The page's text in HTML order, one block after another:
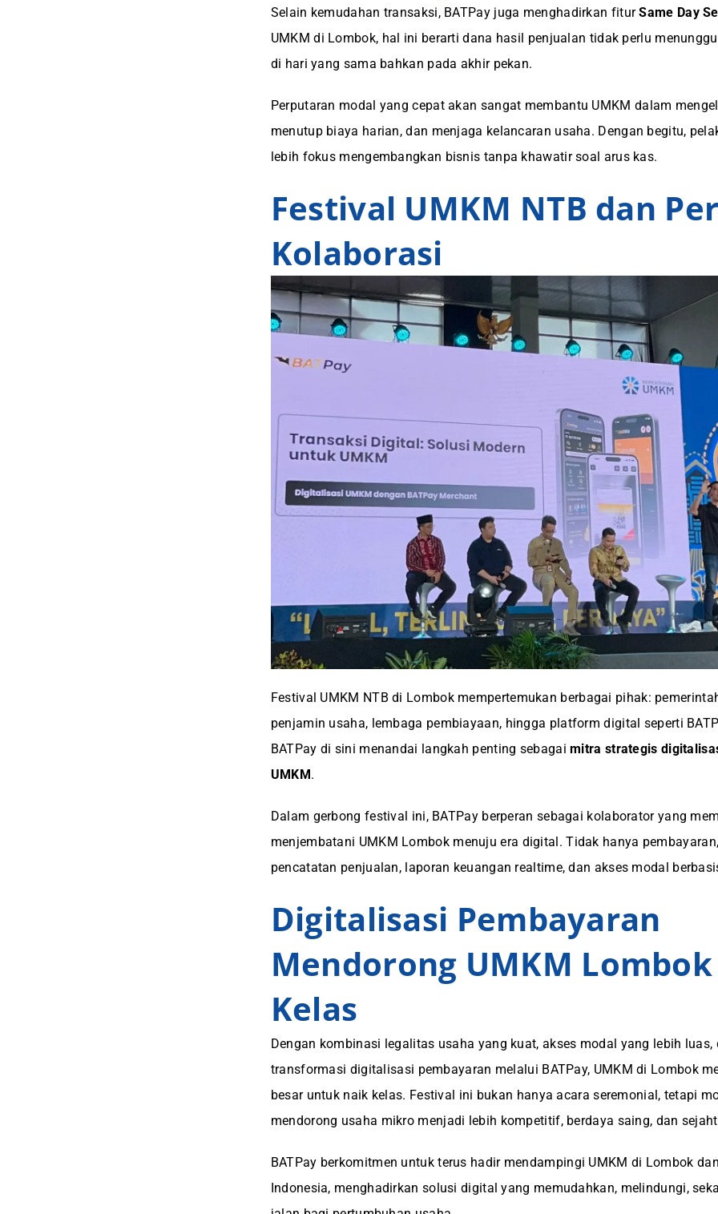
Selain kemudahan transaksi, BATPay juga menghadirkan fiturSame Day
UMKM di Lombok, hal ini berarti dana hasil penjualan tidak perlu
di hari yang sama bahkan pada akhir pekan.
Perputaran modal yang cepat akan sangat membantu UMKM dalam
menutup biaya harian, dan menjaga kelancaran usaha. Dengan begitu,
lebih fokus mengembangkan bisnis tanpa khawatir soal arus kas.
Festival UMKM NTB dan
Kolaborasi
Festival UMKM NTB di Lombok mempertemukan berbagai pihak:
penjamin usaha, lembaga pembiayaan, hingga platform digital seperti
BATPay di sini menandai langkah penting sebagaimitra strategis
UMKM.
Dalam gerbong festival ini, BATPay berperan sebagai kolaborator yang
menjembatani UMKM Lombok menuju era digital. Tidak hanya
pencatatan penjualan, laporan keuangan realtime, dan akses modal
Digitalisasi Pembayaran
Mendorong UMKM
Kelas
Dengan kombinasi legalitas usaha yang kuat, akses modal yang lebih luas,
transformasi digitalisasi pembayaran melalui BATPay, UMKM di Lombok
besar untuk naik kelas. Festival ini bukan hanya acara seremonial, tetapi
mendorong usaha mikro menjadi lebih kompetitif, berdaya saing, dan
BATPay berkomitmen untuk terus hadir mendampingi UMKM di Lombok
Indonesia, menghadirkan solusi digital yang memudahkan, melindungi,